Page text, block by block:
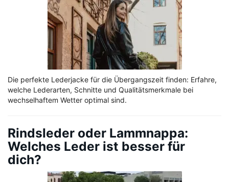
Die perfekte Lederjacke für die Übergangszeit finden: Erfahre,
welche Lederarten, Schnitte und Qualitätsmerkmale bei
wechselhaftem Wetter optimal sind.
Rindsleder oder Lammnappa:
Welches Leder ist besser für
dich?